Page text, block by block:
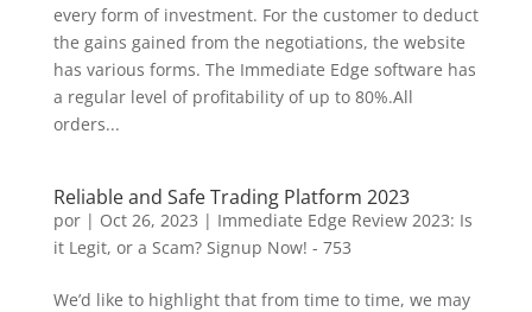
every form of investment. For the customer to deduct
the gains gained from the negotiations, the website
has various forms. The Immediate Edge software has
a regular level of profitability of up to 80%.All
orders...
Reliable and Safe Trading Platform 2023
por | Oct 26, 2023 | Immediate Edge Review 2023: Is
it Legit, or a Scam? Signup Now! - 753
We’d like to highlight that from time to time, we may